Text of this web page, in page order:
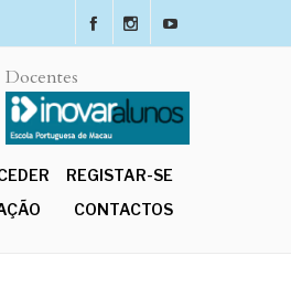
Docentes
REGISTAR-SE
CONTACTOS